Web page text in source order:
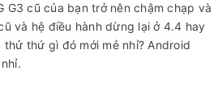
G3 cũ của bạn trở nên chậm chạp và
và hệ điều hành dừng lại ở 4.4 hay
thử thứ gì đó mới mẻ nhỉ? Android